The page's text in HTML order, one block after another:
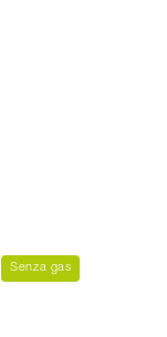
Senza gas